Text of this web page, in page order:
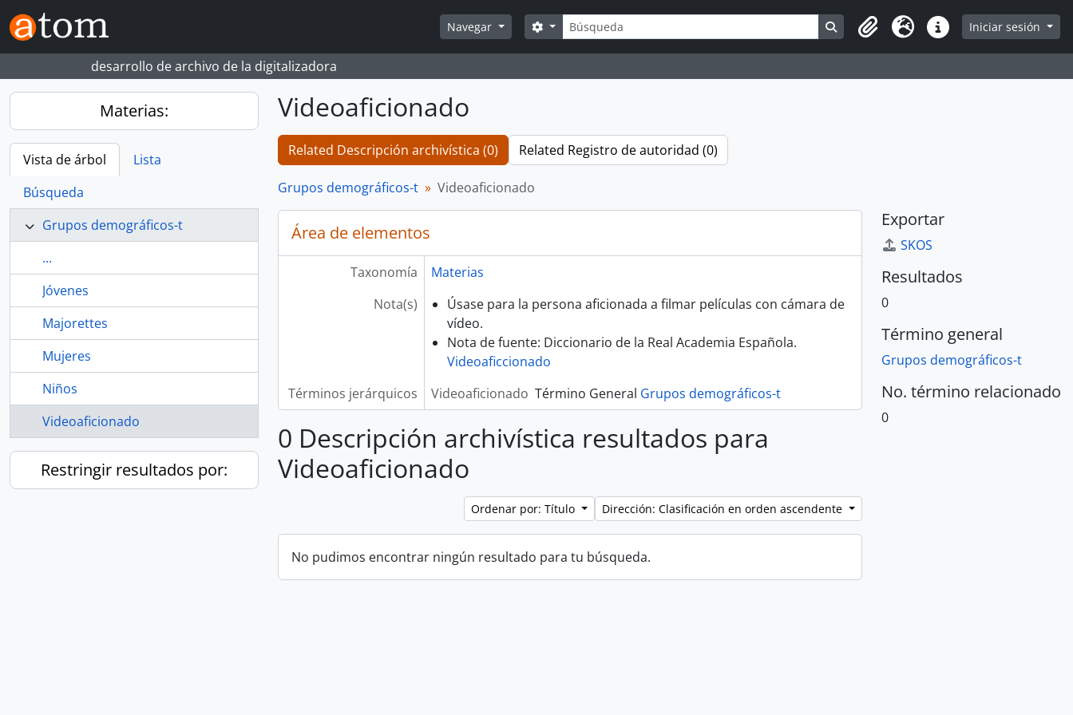
Skip to main content
Navegar
Búsqueda
Search options Search in browse page
Portapapeles
Idioma Enlaces rápidos
Iniciar sesión
desarrollo de archivo de la digitalizadora
Materias:
Vista de árbol
Lista
Búsqueda
Grupos demográficos-t
...
Jóvenes
Majorettes
Mujeres
Niños
Videoaficionado
Restringir resultados por:
Videoaficionado
Related Descripción archivística (0) Related Registro de autoridad (0)
Grupos demográficos-t Videoaficionado
Área de elementos
Taxonomía
Materias
Nota(s)
Úsase para la persona aficionada a filmar películas con cámara de
vídeo.
Nota de fuente: Diccionario de la Real Academia Española.
Videoaficcionado
Términos jerárquicos
Videoaficionado Término General Grupos demográficos-t
0 Descripción archivística resultados para
Videoaficionado
Ordenar por: Título Dirección: Clasificación en orden ascendente
No pudimos encontrar ningún resultado para tu búsqueda.
Exportar
SKOS
Resultados
0
Término general
Grupos demográficos-t
No. término relacionado
0